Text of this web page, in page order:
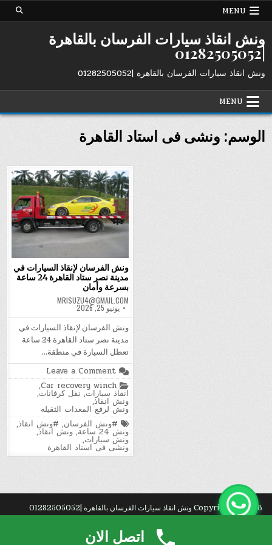
Skip
MENU
ونش انقاذ سيارات الفرسان بالقاهرة
|01282505052
ونش انقاذ سيارات الفرسان بالقاهرة |01282505052
MENU
الوسم: ونشى فى استاد القاهرة
ونش الفرسان لإنقاذ السيارات في
مدينة نصر ستاد القاهرة 24 ساعة
بسرعة وأمان
MRISUZU4@GMAIL.COM
يونيو 25, 2026
ونش الفرسان لإنقاذ السيارات في
مدينة نصر ستاد القاهرة 24 ساعة
تعطل السيارة في منطقة…
Leave a Comment
ونش
الفرسان
لإنقاذ
في
مدينة
نصر
ستاد
ساعة
Posted
in
Car recovery winch
,
انقاذ سيارات, نقل كرفانات,
ونش انقاذ,
ونش لرفع المعدات الثقيله
Tagged
#ونش الفرسان, #ونش انقاذ,
ونش 24 ساعة ,ونش انقاذ,
ونش سيارات,
ونشى فى استاد القاهرة
Copyright © 2026 ونش انقاذ سيارات الفرسان بالقاهرة |01282505052
اتصل الان